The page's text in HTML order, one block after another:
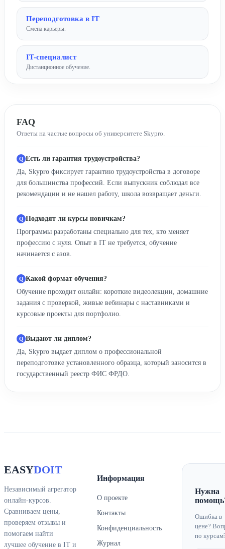
Переподготовка в IT
Смена карьеры.
IT-специалист
Дистанционное обучение.
FAQ
Ответы на частые вопросы об университете Skypro.
Есть ли гарантия трудоустройства?
Да, Skypro фиксирует гарантию трудоустройства в договоре
для большинства профессий. Если выпускник соблюдал все
рекомендации и не нашел работу, школа возвращает деньги.
Подходят ли курсы новичкам?
Программы разработаны специально для тех, кто меняет
профессию с нуля. Опыт в IT не требуется, обучение
начинается с азов.
Какой формат обучения?
Обучение проходит онлайн: короткие видеолекции, домашние
задания с проверкой, живые вебинары с наставниками и
курсовые проекты для портфолио.
Выдают ли диплом?
Да, Skypro выдает диплом о профессиональной
переподготовке установленного образца, который заносится в
государственный реестр ФИС ФРДО.
EASYDOIT
Независимый агрегатор
онлайн-курсов.
Сравниваем цены,
проверяем отзывы и
помогаем найти
лучшее обучение в IT и
Информация
О проекте
Контакты
Конфиденциальность
Журнал
Нужна
Ошибка в
цене?
по